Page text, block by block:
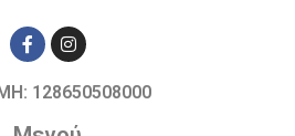
128650508000